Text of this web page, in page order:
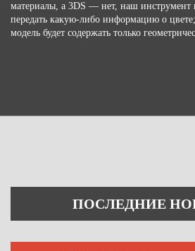
материалы, а 3DS — нет, наш инструмент
передать какую-либо информацию о
модель будет содержать только
ПОСЛЕДНИЕ